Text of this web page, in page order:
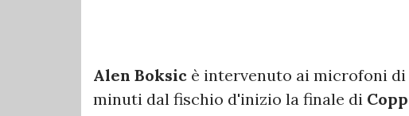
Alen Boksic è intervenuto ai microfoni
minuti dal fischio d'inizio la finale di